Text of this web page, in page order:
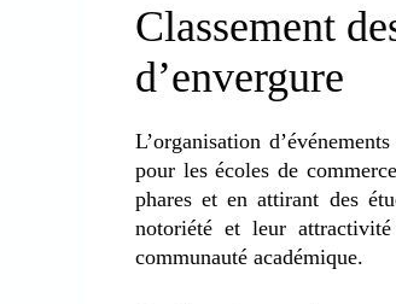
Classement
d’envergure
L’organisation
pour les écoles de
phares et en attirant des
notoriété et leur
communauté académique.